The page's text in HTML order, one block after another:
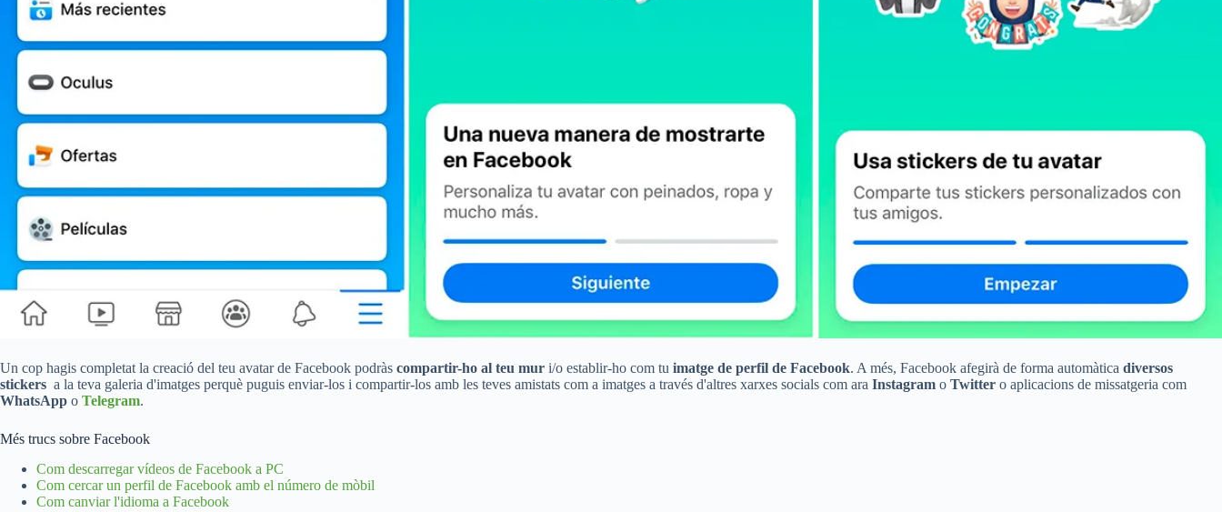
Un cop hagis completat la creació del teu avatar de Facebook podràs compartir-ho al teu mur i/o establir-ho com tu imatge de perfil de Facebook. A més, Facebook afegirà de forma automàtica diversos
stickers a la teva galeria d'imatges perquè puguis enviar-los i compartir-los amb les teves amistats com a imatges a través d'altres xarxes socials com ara Instagram o Twitter o aplicacions de missatgeria com
WhatsApp o Telegram.
Més trucs sobre Facebook
Com descarregar vídeos de Facebook a PC
Com cercar un perfil de Facebook amb el número de mòbil
Com canviar l'idioma a Facebook